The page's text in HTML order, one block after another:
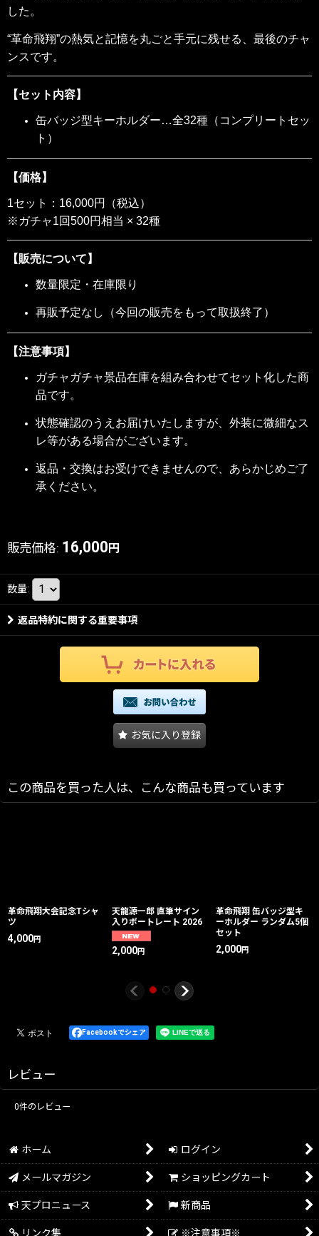
した。
“革命飛翔”の熱気と記憶を丸ごと手元に残せる、最後のチャ
ンスです。
【セット内容】
缶バッジ型キーホルダー…全32種（コンプリートセッ
ト）
【価格】
1セット：16,000円（税込）
※ガチャ1回500円相当 × 32種
【販売について】
数量限定・在庫限り
再販予定なし（今回の販売をもって取扱終了）
【注意事項】
ガチャガチャ景品在庫を組み合わせてセット化した商
品です。
状態確認のうえお届けいたしますが、外装に微細なス
レ等がある場合がございます。
返品・交換はお受けできませんので、あらかじめご了
承ください。
販売価格: 16,000 円
数量:
返品特約に関する重要事項
お気に入り登録
この商品を買った人は、こんな商品も買っています
革命飛翔大会記念Tシャ
ツ
4,000円
天龍源一郎 直筆サイン
入りポートレート 2026
2,000円
革命飛翔 缶バッジ型キ
ーホルダー ランダム5個
セット
2,000円
Facebookでシェア
レビュー
0件のレビュー
ホーム ログイン
メールマガジン ショッピングカート
天プロニュース 新商品
リンク集 ※注意事項※